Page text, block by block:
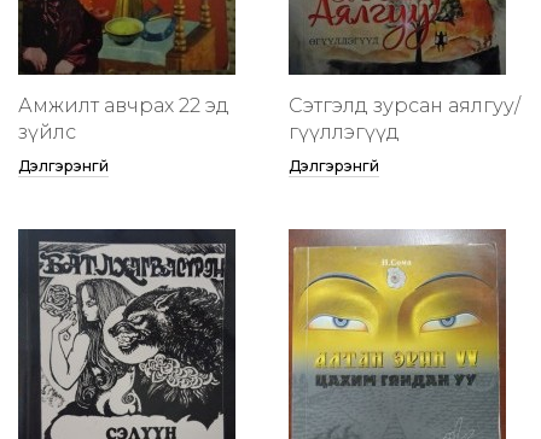
Амжилт авчрах 22 эд
зүйлс
Дэлгэрэнгүй
Сэтгэлд зурсан аялгуу/
өгүүллэгүүд
Дэлгэрэнгүй